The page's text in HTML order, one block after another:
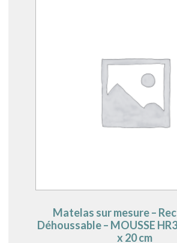
Matelas sur mesure –
Déhoussable – MOUSSE
x 20 cm